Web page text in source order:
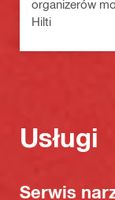
organizerów
Hilti
Usługi
Serwis